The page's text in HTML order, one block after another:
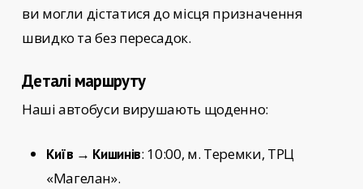
ви могли дістатися до місця призначення
швидко та без пересадок.
Деталі маршруту
Наші автобуси вирушають щоденно:
Київ → Кишинів: 10:00, м. Теремки, ТРЦ
«Магелан».